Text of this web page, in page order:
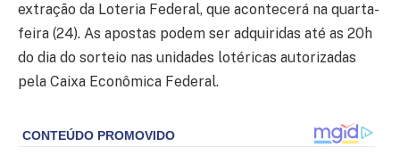
extração da Loteria Federal, que acontecerá na quarta-
feira (24). As apostas podem ser adquiridas até as 20h
do dia do sorteio nas unidades lotéricas autorizadas
pela Caixa Econômica Federal.